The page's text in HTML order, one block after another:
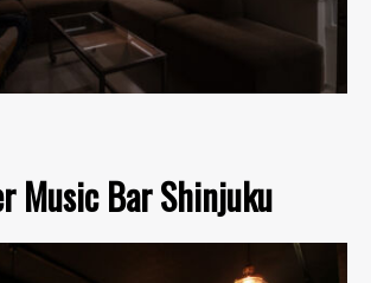
Music Bar Shinjuku